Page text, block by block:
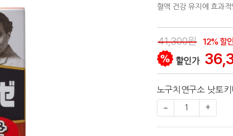
혈액 건강 유지에 효과적
41,300원 12% 할인
할인가
노구치연구소 낫토
− 1 +